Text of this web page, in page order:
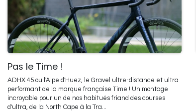
Pas le Time !
ADHX 45 ou l'Alpe d'Huez, le Gravel ultre-distance et ultra
performant de la marque française Time ! Un montage
incroyable pour un de nos habitués friand des courses
d'ultra, de la North Cape à la Tra...